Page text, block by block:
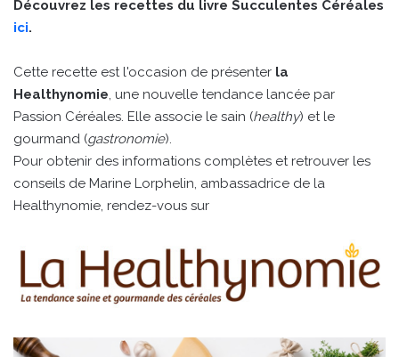
Découvrez les recettes du livre Succulentes Céréales
ici.
Cette recette est l'occasion de présenter la
Healthynomie, une nouvelle tendance lancée par
Passion Céréales. Elle associe le sain (healthy) et le
gourmand (gastronomie).
Pour obtenir des informations complètes et retrouver les
conseils de Marine Lorphelin, ambassadrice de la
Healthynomie, rendez-vous sur